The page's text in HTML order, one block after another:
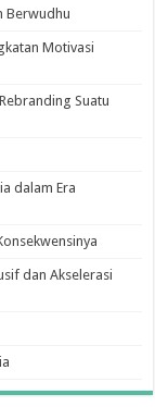
Berwudhu
Motivasi
Suatu
dalam Era
dan Akselerasi